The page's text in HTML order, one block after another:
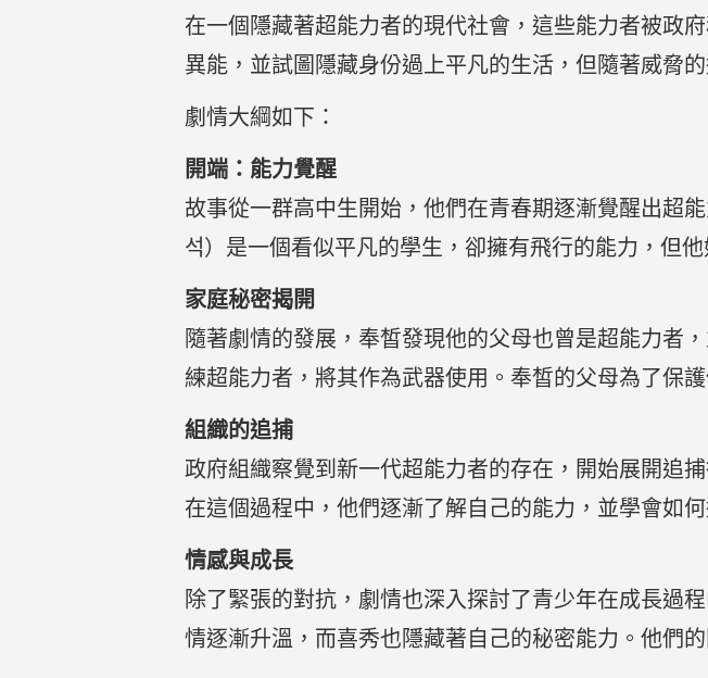
在一個隱藏著超能力者的現代社會，這些能力者被政
異能，並試圖隱藏身份過上平凡的生活，但隨著威脅
劇情大綱如下：
開端：能力覺醒
故事從一群高中生開始，他們在青春期逐漸覺醒出超
석）是一個看似平凡的學生，卻擁有飛行的能力，但
家庭秘密揭開
隨著劇情的發展，奉皙發現他的父母也曾是超能力者
練超能力者，將其作為武器使用。奉皙的父母為了保
組織的追捕
政府組織察覺到新一代超能力者的存在，開始展開追
在這個過程中，他們逐漸了解自己的能力，並學會如何
情感與成長
除了緊張的對抗，劇情也深入探討了青少年在成長過
情逐漸升溫，而喜秀也隱藏著自己的秘密能力。他們